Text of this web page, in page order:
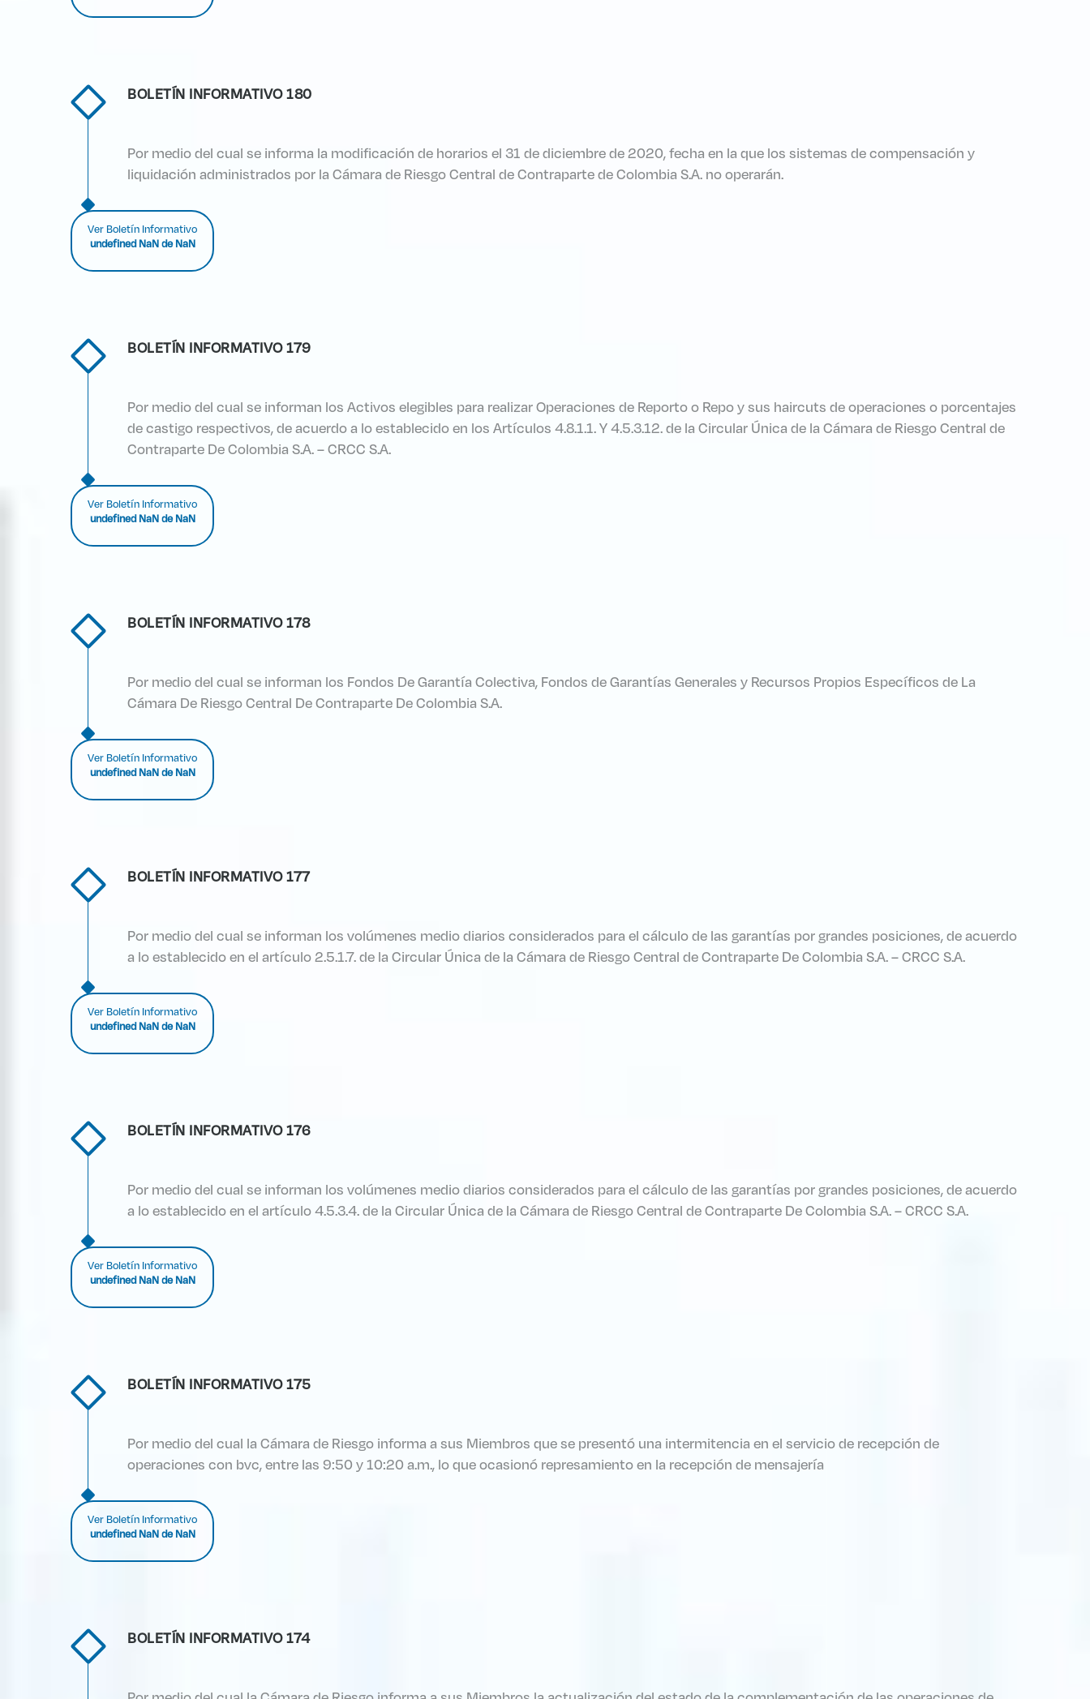
BOLETÍN INFORMATIVO 180
Por medio del cual se informa la modificación de horarios el 31 de diciembre de 2020, fecha en la que los sistemas de compensación y
liquidación administrados por la Cámara de Riesgo Central de Contraparte de Colombia S.A. no operarán.
Ver Boletín Informativo
undefined NaN de NaN
BOLETÍN INFORMATIVO 179
Por medio del cual se informan los Activos elegibles para realizar Operaciones de Reporto o Repo y sus haircuts de operaciones o porcentajes
de castigo respectivos, de acuerdo a lo establecido en los Artículos 4.8.1.1. Y 4.5.3.12. de la Circular Única de la Cámara de Riesgo Central de
Contraparte De Colombia S.A. – CRCC S.A.
Ver Boletín Informativo
undefined NaN de NaN
BOLETÍN INFORMATIVO 178
Por medio del cual se informan los Fondos De Garantía Colectiva, Fondos de Garantías Generales y Recursos Propios Específicos de La
Cámara De Riesgo Central De Contraparte De Colombia S.A.
Ver Boletín Informativo
undefined NaN de NaN
BOLETÍN INFORMATIVO 177
Por medio del cual se informan los volúmenes medio diarios considerados para el cálculo de las garantías por grandes posiciones, de acuerdo
a lo establecido en el artículo 2.5.1.7. de la Circular Única de la Cámara de Riesgo Central de Contraparte De Colombia S.A. – CRCC S.A.
Ver Boletín Informativo
undefined NaN de NaN
BOLETÍN INFORMATIVO 176
Por medio del cual se informan los volúmenes medio diarios considerados para el cálculo de las garantías por grandes posiciones, de acuerdo
a lo establecido en el artículo 4.5.3.4. de la Circular Única de la Cámara de Riesgo Central de Contraparte De Colombia S.A. – CRCC S.A.
Ver Boletín Informativo
undefined NaN de NaN
BOLETÍN INFORMATIVO 175
Por medio del cual la Cámara de Riesgo informa a sus Miembros que se presentó una intermitencia en el servicio de recepción de
operaciones con bvc, entre las 9:50 y 10:20 a.m., lo que ocasionó represamiento en la recepción de mensajería
Ver Boletín Informativo
undefined NaN de NaN
BOLETÍN INFORMATIVO 174